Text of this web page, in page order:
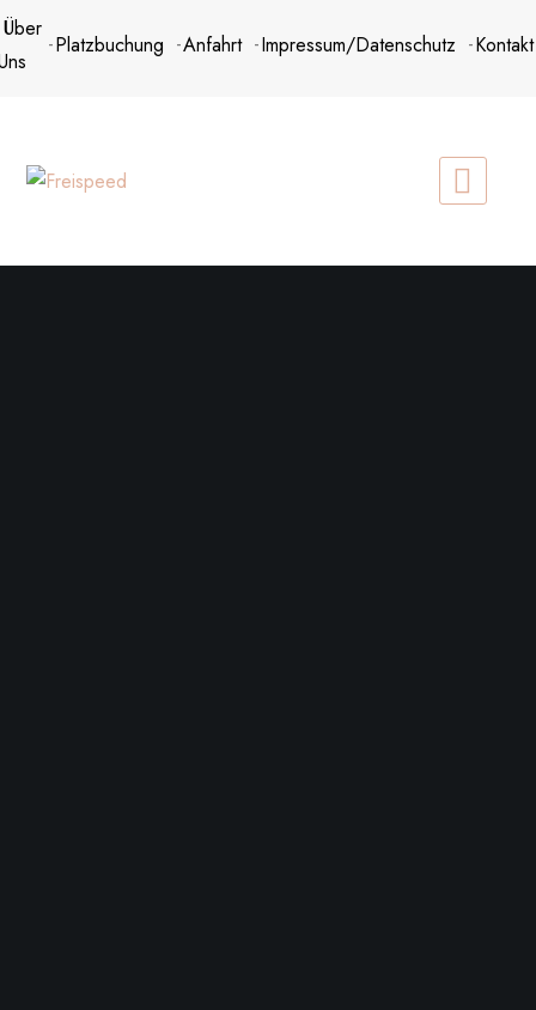
Zum
Inhalt
Über
Platzbuchung Anfahrt Impressum/Datenschutz Kontakt